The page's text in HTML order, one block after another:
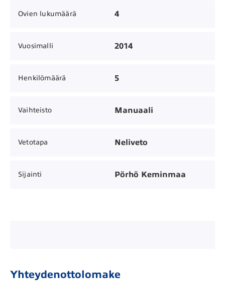
Ovien lukumäärä 4
Vuosimalli 2014
Henkilömäärä 5
Vaihteisto Manuaali
Vetotapa Neliveto
Sijainti Pörhö Keminmaa
Yhteydenottolomake